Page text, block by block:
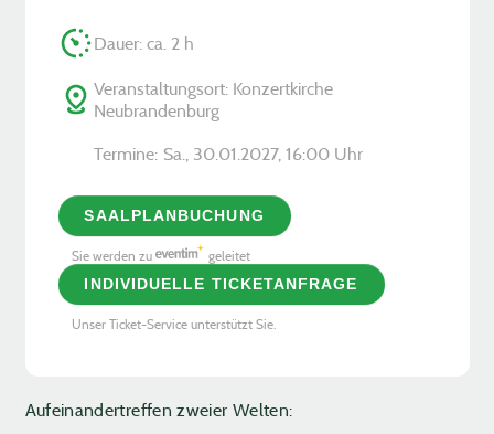
Aufeinandertreffen zweier Welten:
Dauer: ca. 2 h
Veranstaltungsort: Konzertkirche
Neubrandenburg
Termine: Sa., 30.01.2027, ­16:00 Uhr
SAALPLANBUCHUNG
Sie werden zu geleitet
INDIVIDUELLE TICKETANFRAGE
Unser Ticket-Service unterstützt Sie.